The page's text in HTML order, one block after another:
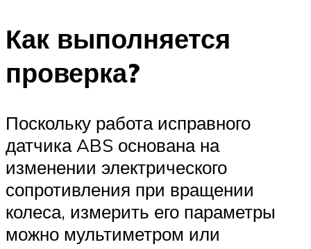
Как выполняется
проверка?
Поскольку работа исправного
датчика ABS основана на
изменении электрического
сопротивления при вращении
колеса, измерить его параметры
можно мультиметром или